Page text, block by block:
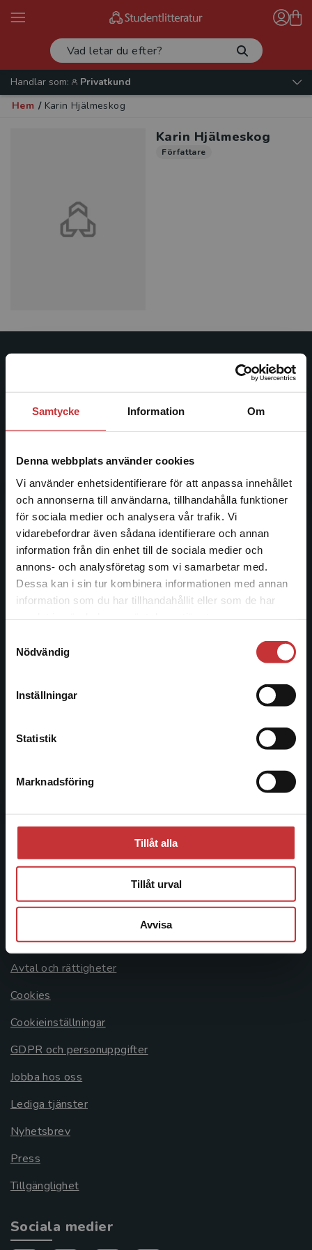
Samtycke Information Om
Denna webbplats använder cookies
Vi använder enhetsidentifierare för att anpassa innehållet
och annonserna till användarna, tillhandahålla funktioner
för sociala medier och analysera vår trafik. Vi
vidarebefordrar även sådana identifierare och annan
information från din enhet till de sociala medier och
annons- och analysföretag som vi samarbetar med.
Dessa kan i sin tur kombinera informationen med annan
information som du har tillhandahållit eller som de har
Nödvändig
Inställningar
Statistik
Marknadsföring
Tillåt alla
Tillåt urval
Avvisa
Begränsad fraktregion
Det verkar som att du besöker
studentlitteratur.se via en enhet utanför Sverige.
Vi erbjuder inte leveranser utanför Sverige. För
att kunna slutföra ett köp måste
Handlar som:
Privatkund
Hem / Karin Hjälmeskog
Karin Hjälmeskog
Författare
ledande utbildningsförlag. Med läromedel, kurslitteratur,
facklitteratur, utbildningar och digitala
längs hela kunskapsresan.
Kontakta oss
Kontakta oss
046-31 20 00
Postadress:
Box 141
221 00 Lund
Besöksadress:
Kundservice
046-31 21 00
Systemkrav
Allmänna länkar
Om oss
Avtal och rättigheter
Cookies
Cookieinställningar
GDPR och personuppgifter
Jobba hos oss
Lediga tjänster
Nyhetsbrev
Press
Tillgänglighet
Sociala medier